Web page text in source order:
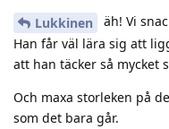
Lukkinen
äh! Vi
Han får väl lära sig att
att han täcker så mycket
Och maxa storleken på
som det bara går.